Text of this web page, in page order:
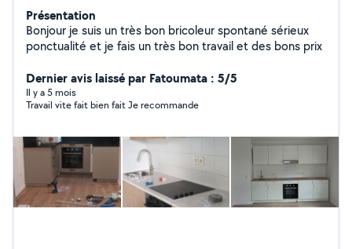
Présentation
Bonjour je suis un très bon bricoleur spontané sérieux
ponctualité et je fais un très bon travail et des bons prix
Dernier avis laissé par Fatoumata : 5/5
Il y a 5 mois
Travail vite fait bien fait Je recommande